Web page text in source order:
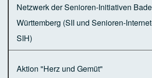
Netzwerk der Senioren-Initiativen
Württemberg (SII und Senioren-
SIH)
Aktion "Herz und Gemüt"